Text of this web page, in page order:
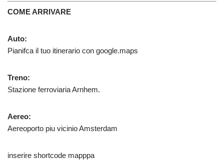
COME ARRIVARE
Auto:
Pianifca il tuo itinerario con google.maps
Treno:
Stazione ferroviaria Arnhem.
Aereo:
Aereoporto piu vicinio Amsterdam
inserire shortcode mapppa